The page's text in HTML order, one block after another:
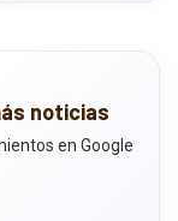
noticias
en Google